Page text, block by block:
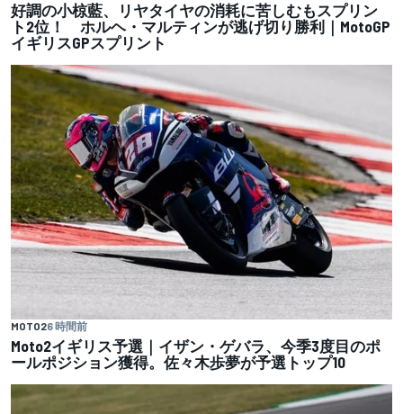
好調の小椋藍、リヤタイヤの消耗に苦しむもスプリン
ト2位！ ホルヘ・マルティンが逃げ切り勝利｜MotoGP
イギリスGPスプリント
MOTO26 時間前
Moto2イギリス予選｜イザン・ゲバラ、今季3度目のポ
ールポジション獲得。佐々木歩夢が予選トップ10